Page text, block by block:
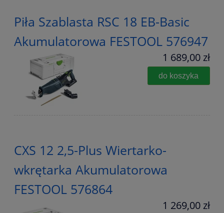
Piła Szablasta RSC 18 EB-Basic
Akumulatorowa FESTOOL 576947
1 689,00 zł
do koszyka
CXS 12 2,5-Plus Wiertarko-
wkrętarka Akumulatorowa
FESTOOL 576864
1 269,00 zł